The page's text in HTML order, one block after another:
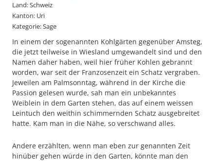
Land: Schweiz
Kanton: Uri
Kategorie: Sage
In einem der sogenannten Kohlgärten gegenüber Amsteg,
die jetzt teilweise in Wiesland umgewandelt sind und den
Namen daher haben, weil hier früher Kohlen gebrannt
worden, war seit der Franzosenzeit ein Schatz vergraben.
Jeweilen am Palmsonntag, während in der Kirche die
Passion gelesen wurde, sah man ein unbekanntes
Weiblein in dem Garten stehen, das auf einem weissen
Leintuch den weithin schimmernden Schatz ausgebreitet
hatte. Kam man in die Nähe, so verschwand alles.
Andere erzählten, wenn man eben zur genannten Zeit
hinüber gehen würde in den Garten, könnte man den